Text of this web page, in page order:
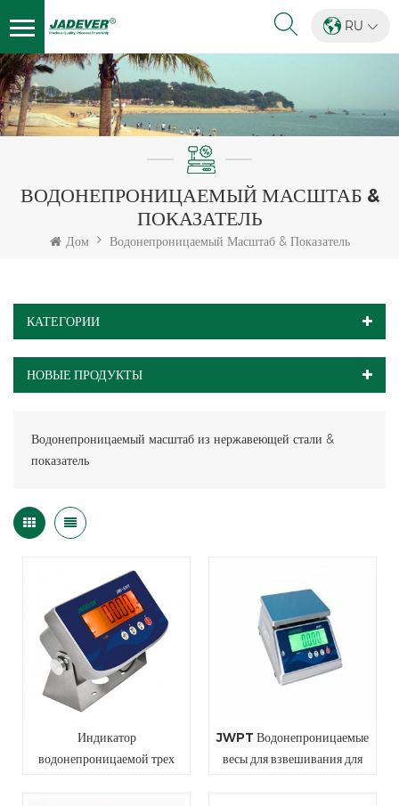
RU
ВОДОНЕПРОНИЦАЕМЫЙ МАСШТАБ &
ПОКАЗАТЕЛЬ
Дом Водонепроницаемый Масштаб & Показатель
КАТЕГОРИИ
НОВЫЕ ПРОДУКТЫ
Водонепроницаемый масштаб из нержавеющей стали &
показатель
Индикатор
водонепроницаемой трех
JWPT Водонепроницаемые
весы для взвешивания для